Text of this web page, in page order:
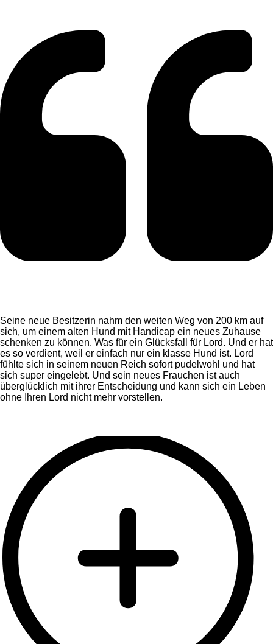
Seine neue Besitzerin nahm den weiten Weg von 200 km auf
sich, um einem alten Hund mit Handicap ein neues Zuhause
schenken zu können. Was für ein Glücksfall für Lord. Und er hat
es so verdient, weil er einfach nur ein klasse Hund ist. Lord
fühlte sich in seinem neuen Reich sofort pudelwohl und hat
sich super eingelebt. Und sein neues Frauchen ist auch
überglücklich mit ihrer Entscheidung und kann sich ein Leben
ohne Ihren Lord nicht mehr vorstellen.